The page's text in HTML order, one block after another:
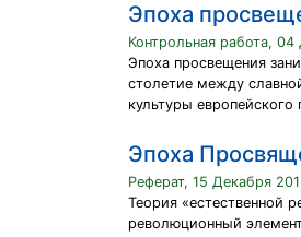
Эпоха
Контрольная работа, 04
Эпоха просвещения
столетие между
культуры
Эпоха
Реферат, 15 Декабря
Теория «естественной
революционный